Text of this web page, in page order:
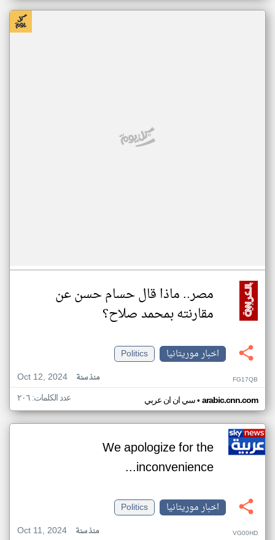
مصر.. ماذا قال حسام حسن عن
مقارنته بمحمد صلاح؟
اخبار موريتانيا
Politics
Oct 12, 2024
منذ سنة FG17QB
سي ان ان عربي• arabic.cnn.com عدد الكلمات: ٢٠٦
We apologize for the
inconvenience...
اخبار موريتانيا
Politics
Oct 11, 2024
منذ سنة VG00HD